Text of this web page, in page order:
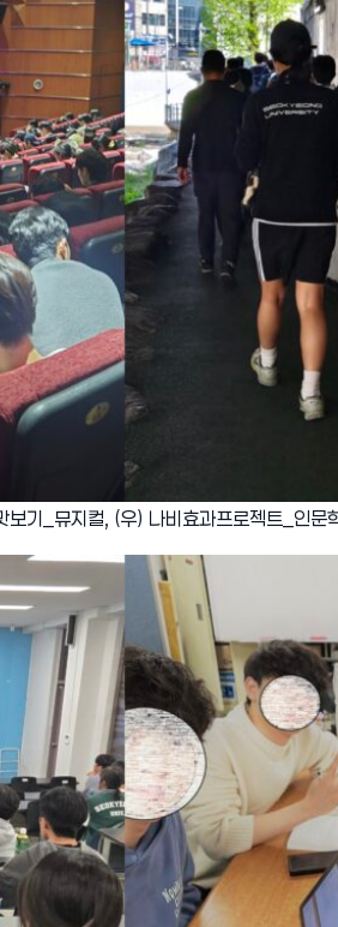
기_뮤지컬, (우) 나비효과프로젝트_인문